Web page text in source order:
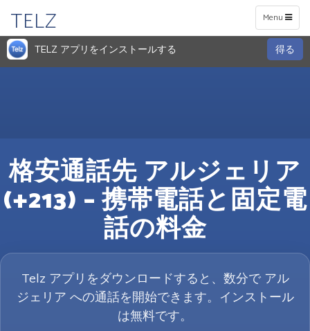
Toggle
navigation
Menu
TELZ
TELZ アプリをインストールする 得る
格安通話先 アルジェリア
(+213) – 携帯電話と固定電
話の料金
Telz アプリをダウンロードすると、数分で アル
ジェリア への通話を開始できます。インストール
は無料です。